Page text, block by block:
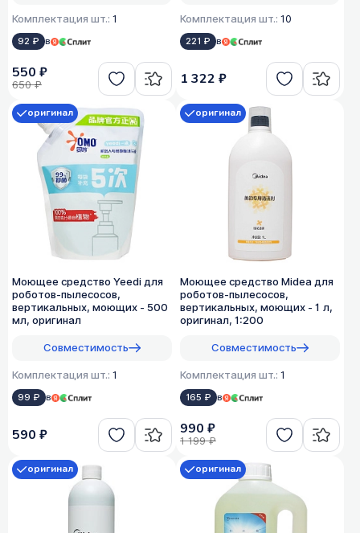
Комплектация шт.: 1
92 ₽ в
550 ₽
650 ₽
Комплектация шт.: 10
221 ₽ в
1 322 ₽
Моющее средство Yeedi для
роботов-пылесосов,
вертикальных, моющих - 500
мл, оригинал
Совместимость
Комплектация шт.: 1
99 ₽ в
оригинал
590 ₽
Моющее средство Midea для
роботов-пылесосов,
вертикальных, моющих - 1 л,
оригинал, 1:200
Совместимость
Комплектация шт.: 1
165 ₽ в
оригинал
990 ₽
1 199 ₽
оригинал оригинал